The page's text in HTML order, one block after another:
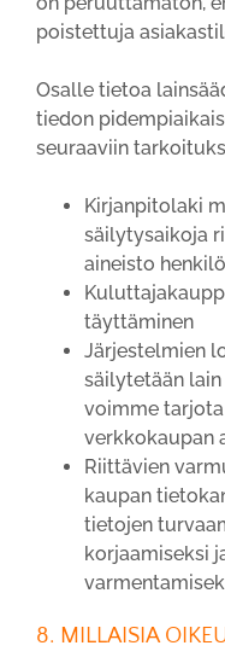
poistettuja
Osalle tietoa
tiedon
seuraaviin
Kirjanpitolaki
säilytysaikoja
aineisto
täyttäminen
Järjestelmien
säilytetään
voimme
verkkokaupan
Riittävien
kaupan
tietojen
korjaamiseksi
8. MILLAISIA